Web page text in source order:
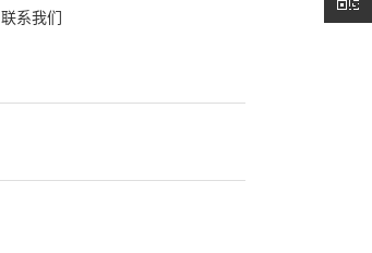
联系我们